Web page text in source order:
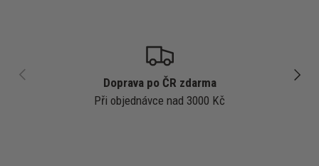
PŘEDCHOZÍ DALŠÍ
Doprava po ČR zdarma
Při objednávce nad 3000 Kč